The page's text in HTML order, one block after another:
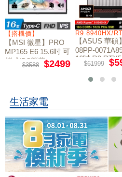
W11
【搭機價】
【MSI 微星】PRO
MP165 E6 15.6吋 可
攜式IPS螢幕
$3588 $2499
R9 8940HX/
【ASUS 華碩
08PP-
16吋 R9
電競筆電
$61999
生活家電